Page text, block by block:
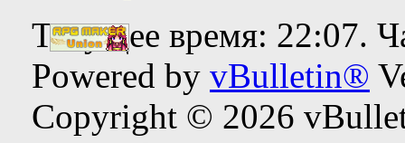
Текущее время: 22:07.
Powered by vBulletin®
Copyright © 2026